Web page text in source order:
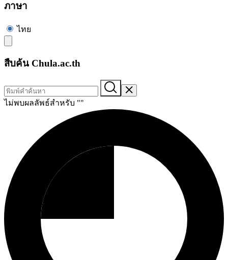
ภาษา
ไทย
สืบค้น Chula.ac.th
ไม่พบผลลัพธ์สำหรับ ""